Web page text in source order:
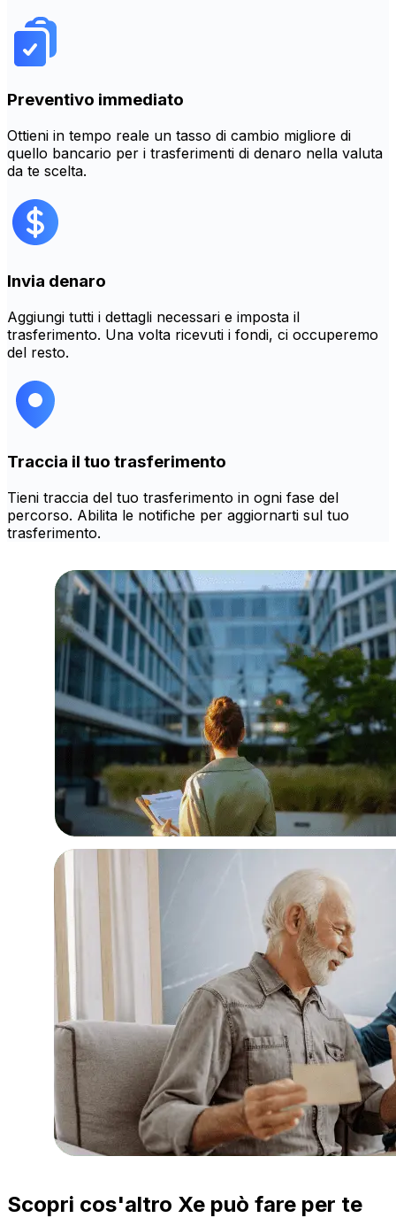
Preventivo immediato
Ottieni in tempo reale un tasso di cambio migliore di
quello bancario per i trasferimenti di denaro nella valuta
da te scelta.
Invia denaro
Aggiungi tutti i dettagli necessari e imposta il
trasferimento. Una volta ricevuti i fondi, ci occuperemo
del resto.
Traccia il tuo trasferimento
Tieni traccia del tuo trasferimento in ogni fase del
percorso. Abilita le notifiche per aggiornarti sul tuo
trasferimento.
Scopri cos'altro Xe può fare per te